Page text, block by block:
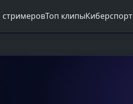
стримеровТоп клипыКиберспорт